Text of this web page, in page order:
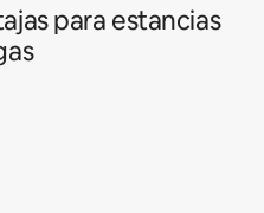
para estancias